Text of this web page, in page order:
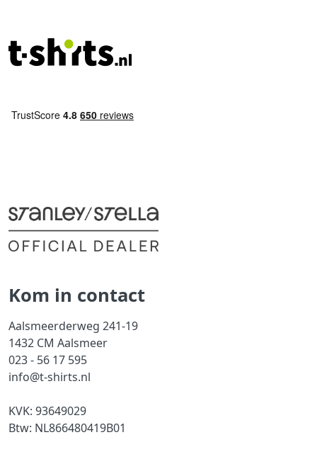
Kom in contact
Aalsmeerderweg 241-19
1432 CM Aalsmeer
023 - 56 17 595
info@t-shirts.nl
KVK: 93649029
Btw: NL866480419B01